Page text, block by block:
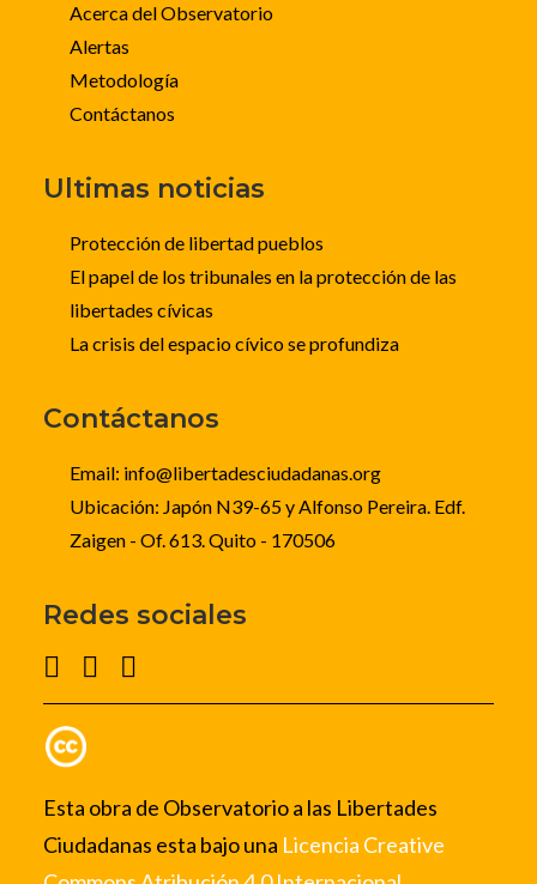
Acerca del Observatorio
Alertas
Metodología
Contáctanos
Ultimas noticias
Protección de libertad pueblos
El papel de los tribunales en la protección de las
libertades cívicas
La crisis del espacio cívico se profundiza
Contáctanos
Email: info@libertadesciudadanas.org
Ubicación: Japón N39-65 y Alfonso Pereira. Edf.
Zaigen - Of. 613. Quito - 170506
Redes sociales
Esta obra de Observatorio a las Libertades
Ciudadanas esta bajo una Licencia Creative